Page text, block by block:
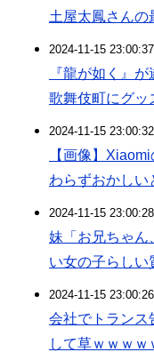
土屋太鳳さんの
2024-11-15
『龍が如く』
歌舞伎町にグッ
2024-11-15
【画像】
わらずおかし
2024-11-15
妹「お兄ちゃん
い女の子らしい
2024-11-15
会社でトラン
して草ｗｗｗｗ